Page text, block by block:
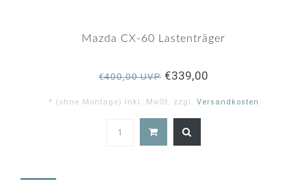
Mazda CX-60 Lastenträger
€400,00 UVP €339,00
* (ohne Montage) Inkl. MwSt. zzgl. Versandkosten